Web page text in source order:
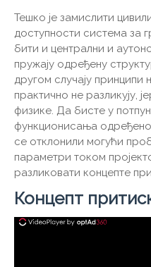
Тешко је замислити
доступности система за
бити и централни и
пружају одређену
другом случају
практично не разликују,
физике. Да бисте у
функционисања
се отклонили могући
параметри током
разликовати концепте
Концепт